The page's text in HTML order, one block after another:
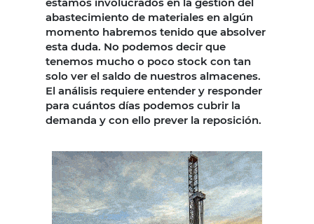
estamos involucrados en la gestión del
abastecimiento de materiales en algún
momento habremos tenido que absolver
esta duda. No podemos decir que
tenemos mucho o poco stock con tan
solo ver el saldo de nuestros almacenes.
El análisis requiere entender y responder
para cuántos días podemos cubrir la
demanda y con ello prever la reposición.